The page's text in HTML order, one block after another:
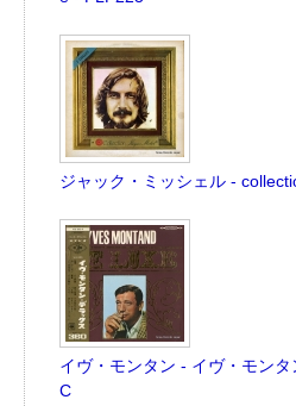
ジャック・ミッシェル -
イヴ・モンタン - イヴ・モン
C